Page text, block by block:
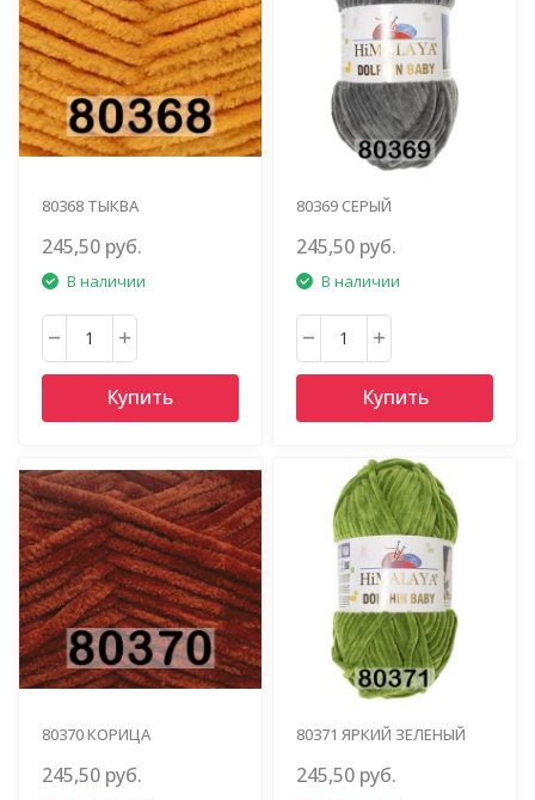
80368 ТЫКВА
245,50 руб.
В наличии
Купить
80369 СЕРЫЙ
245,50 руб.
В наличии
Купить
80370 КОРИЦА
245,50 руб.
80371 ЯРКИЙ ЗЕЛЕНЫЙ
245,50 руб.